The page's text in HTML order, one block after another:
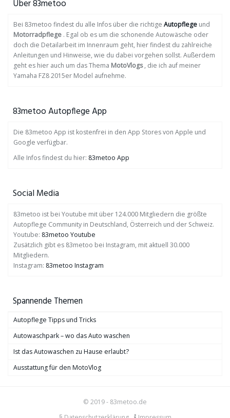
Über 83metoo
Bei 83metoo findest du alle Infos über die richtige Autopflege und
Motorradpflege . Egal ob es um die schonende Autowäsche oder
doch die Detailarbeit im Innenraum geht, hier findest du zahlreiche
Anleitungen und Hinweise, wie du dabei vorgehen sollst. Außerdem
geht es hier auch um das Thema MotoVlogs, die ich auf meiner
Yamaha FZ8 2015er Model aufnehme.
83metoo Autopflege App
Die 83metoo App ist kostenfrei in den App Stores von Apple und
Google verfügbar.
Alle Infos findest du hier: 83metoo App
Social Media
83metoo ist bei Youtube mit über 124.000 Mitgliedern die größte
Autopflege Community in Deutschland, Österreich und der Schweiz.
Youtube: 83metoo Youtube
Zusätzlich gibt es 83metoo bei Instagram, mit aktuell 30.000
Mitgliedern.
Instagram: 83metoo Instagram
Spannende Themen
Autopflege Tipps und Tricks
Autowaschpark – wo das Auto waschen
Ist das Autowaschen zu Hause erlaubt?
Ausstattung für den MotoVlog
© 2019 - 83metoo.de